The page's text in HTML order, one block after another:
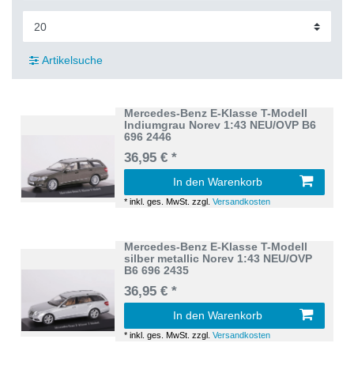
Artikelsuche
Mercedes-Benz E-Klasse T-Modell
Indiumgrau Norev 1:43 NEU/OVP B6
696 2446
36,95 € *
In den Warenkorb
*inkl. ges. MwSt. zzgl.Versandkosten
Mercedes-Benz E-Klasse T-Modell
silber metallic Norev 1:43 NEU/OVP
B6 696 2435
36,95 € *
In den Warenkorb
*inkl. ges. MwSt. zzgl.Versandkosten